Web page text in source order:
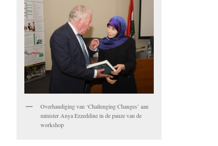
Overhandiging van ‘Challenging Changes’ aan
minister Anya Ezzeddine in de pauze van de
workshop